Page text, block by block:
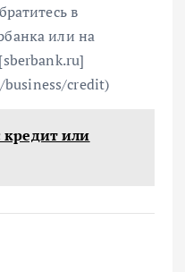
в
или на
credit)
кредит или